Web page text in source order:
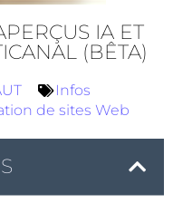
IA ET
(BÊTA)
Infos
de sites Web